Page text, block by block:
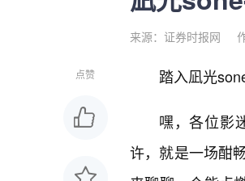
来源：证券时报网
点赞 踏入凪光
嘿，各位影
许，就是一场酣